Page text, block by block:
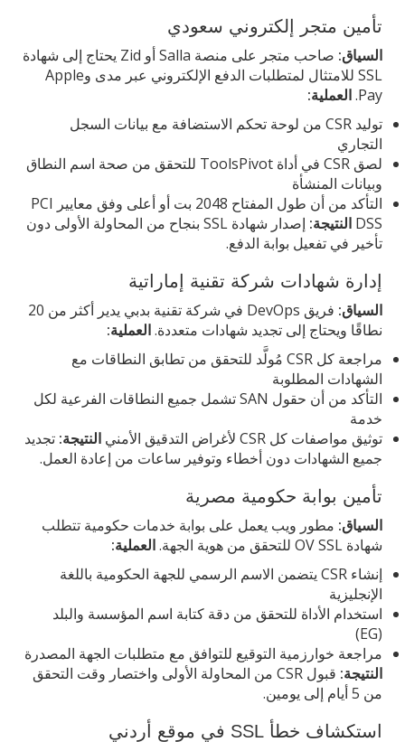
تأمين متجر إلكتروني سعودي
السياق:
صاحب متجر على منصة Salla أو Zid يحتاج إلى شهادة
SSL للامتثال لمتطلبات الدفع الإلكتروني عبر مدى وApple
Pay. العملية:
توليد CSR من لوحة تحكم الاستضافة مع بيانات السجل
التجاري
لصق CSR في أداة ToolsPivot للتحقق من صحة اسم النطاق
وبيانات المنشأة
التأكد من أن طول المفتاح 2048 بت أو أعلى وفق معايير PCI
DSS النتيجة:
إصدار شهادة SSL بنجاح من المحاولة الأولى دون
تأخير في تفعيل بوابة الدفع.
إدارة شهادات شركة تقنية إماراتية
السياق:
فريق DevOps في شركة تقنية بدبي يدير أكثر من 20
نطاقًا ويحتاج إلى تجديد شهادات متعددة.العملية:
مراجعة كل CSR مُولَّد للتحقق من تطابق النطاقات مع
الشهادات المطلوبة
التأكد من أن حقول SAN تشمل جميع النطاقات الفرعية لكل
خدمة
توثيق مواصفات كل CSR لأغراض التدقيق الأمني
النتيجة: تجديد
جميع الشهادات دون أخطاء وتوفير ساعات من إعادة العمل.
تأمين بوابة حكومية مصرية
السياق: مطور ويب يعمل على بوابة خدمات حكومية تتطلب
شهادة OV SSL للتحقق من هوية الجهة.
العملية:
إنشاء CSR يتضمن الاسم الرسمي للجهة الحكومية باللغة
الإنجليزية
استخدام الأداة للتحقق من دقة كتابة اسم المؤسسة والبلد
(EG)
مراجعة خوارزمية التوقيع للتوافق مع متطلبات الجهة المصدرة
النتيجة:
قبول CSR من المحاولة الأولى واختصار وقت التحقق
من 5 أيام إلى يومين.
استكشاف خطأ SSL في موقع أردني